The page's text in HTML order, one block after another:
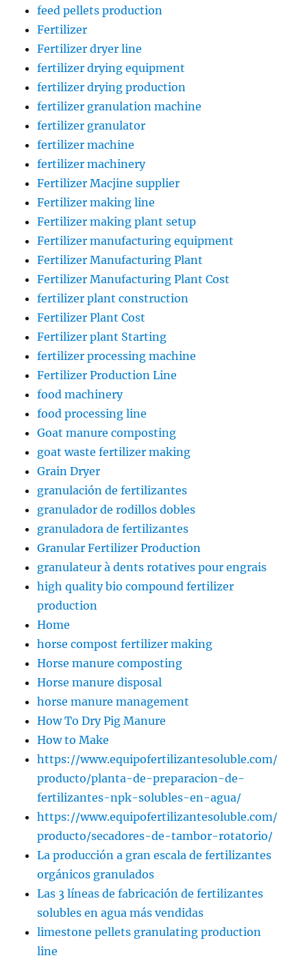
feed pellets production
Fertilizer
Fertilizer dryer line
fertilizer drying equipment
fertilizer drying production
fertilizer granulation machine
fertilizer granulator
fertilizer machine
fertilizer machinery
Fertilizer Macjine supplier
Fertilizer making line
Fertilizer making plant setup
Fertilizer manufacturing equipment
Fertilizer Manufacturing Plant
Fertilizer Manufacturing Plant Cost
fertilizer plant construction
Fertilizer Plant Cost
Fertilizer plant Starting
fertilizer processing machine
Fertilizer Production Line
food machinery
food processing line
Goat manure composting
goat waste fertilizer making
Grain Dryer
granulación de fertilizantes
granulador de rodillos dobles
granuladora de fertilizantes
Granular Fertilizer Production
granulateur à dents rotatives pour engrais
high quality bio compound fertilizer
production
Home
horse compost fertilizer making
Horse manure composting
Horse manure disposal
horse manure management
How To Dry Pig Manure
How to Make
https://www.equipofertilizantesoluble.com/
producto/planta-de-preparacion-de-
fertilizantes-npk-solubles-en-agua/
https://www.equipofertilizantesoluble.com/
producto/secadores-de-tambor-rotatorio/
La producción a gran escala de fertilizantes
orgánicos granulados
Las 3 líneas de fabricación de fertilizantes
solubles en agua más vendidas
limestone pellets granulating production
line